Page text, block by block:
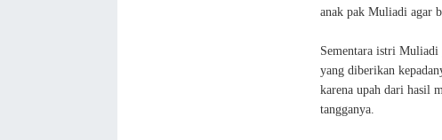
anak pak Muliadi agar
Sementara istri Muliadi
yang diberikan
karena upah dari hasil
tangganya.